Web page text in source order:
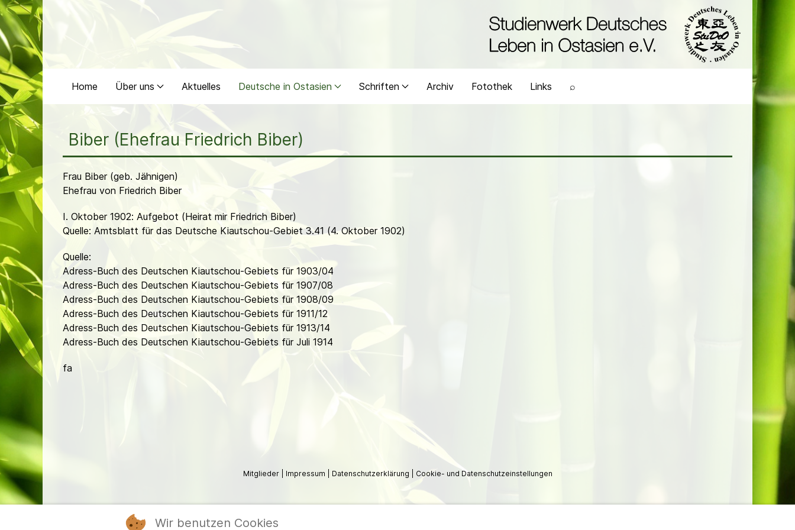
Home Über uns Aktuelles Deutsche in Ostasien Schriften Archiv Fotothek Links ⌕
Biber (Ehefrau Friedrich Biber)
Frau Biber (geb. Jähnigen)
Ehefrau von Friedrich Biber
I. Oktober 1902: Aufgebot (Heirat mir Friedrich Biber)
Quelle: Amtsblatt für das Deutsche Kiautschou-Gebiet 3.41 (4. Oktober 1902)
Quelle:
Adress-Buch des Deutschen Kiautschou-Gebiets für 1903/04
Adress-Buch des Deutschen Kiautschou-Gebiets für 1907/08
Adress-Buch des Deutschen Kiautschou-Gebiets für 1908/09
Adress-Buch des Deutschen Kiautschou-Gebiets für 1911/12
Adress-Buch des Deutschen Kiautschou-Gebiets für 1913/14
Adress-Buch des Deutschen Kiautschou-Gebiets für Juli 1914
fa
Mitglieder Impressum Datenschutzerklärung Cookie- und Datenschutzeinstellungen
Wir benutzen Cookies